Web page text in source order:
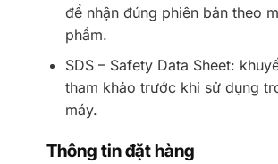
để nhận đúng phiên bản theo
phẩm.
SDS – Safety Data Sheet:
tham khảo trước khi sử dụng
máy.
Thông tin đặt hàng